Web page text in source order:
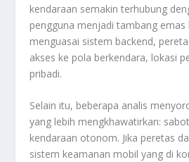
kendaraan semakin terhubung
pengguna menjadi tambang emas
menguasai sistem backend,
akses ke pola berkendara, lokasi
pribadi.
Selain itu, beberapa analis
yang lebih mengkhawatirkan:
kendaraan otonom. Jika peretas
sistem keamanan mobil yang di